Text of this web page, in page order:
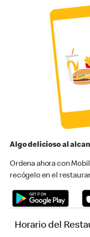
Algo delicioso al
Ordena ahora con
recógelo en el
Horario del